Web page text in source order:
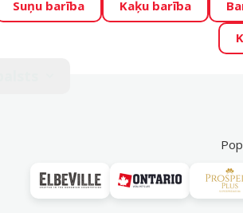
Visu mēnesi Dino Zoo
Fotokonkurss “GADA
Suņu barība Kaķu barība
Barība, gardumi un barības piedevas Pilnvērtīga